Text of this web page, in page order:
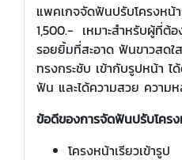
แพคเกจจัดฟันปรับโครงหน้
1,500.- เหมาะสำหรับผู้ที่ต้
รอยยิ้มที่สะอาด ฟันขาวสดใ
ทรงกระชับ เข้ากับรูปหน้า
ฟัน และได้ความสวย ความ
ข้อดีของการจัดฟันปรับโคร
โครงหน้าเรียวเข้ารูป